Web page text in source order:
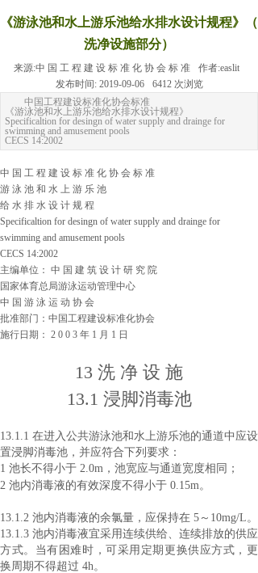
《游泳池和水上游乐池给水排水设计规程》（
洗净设施部分）
来源:中 国 工 程 建 设 标 准 化 协 会 标 准 作者:easlit
发布时间: 2019-09-06 6412 次浏览
中国工程建设标准化协会标准
《游泳池和水上游乐池给水排水设计规程》
Specificaltion for desingn of water supply and drainge for
swimming and amusement pools
CECS 14:2002
中 国 工 程 建 设 标 准 化 协 会 标 准
游 泳 池 和 水 上 游 乐 池
给 水 排 水 设 计 规 程
Specificaltion for desingn of water supply and drainge for
swimming and amusement pools
CECS 14:2002
主编单位： 中 国 建 筑 设 计 研 究 院
国家体育总局游泳运动管理中心
中 国 游 泳 运 动 协 会
批准部门：中国工程建设标准化协会
施行日期： 2 0 0 3 年 1 月 1 日
13 洗 净 设 施
13.1 浸脚消毒池
13.1.1 在进入公共游泳池和水上游乐池的通道中应设
置浸脚消毒池，并应符合下列要求：
1 池长不得小于 2.0m，池宽应与通道宽度相同；
2 池内消毒液的有效深度不得小于 0.15m。
13.1.2 池内消毒液的余氯量，应保持在 5～10mg/L。
13.1.3 池内消毒液宜采用连续供给、连续排放的供应
方式。当有困难时，可采用定期 更换供应方式，更
换周期不得超过 4h。